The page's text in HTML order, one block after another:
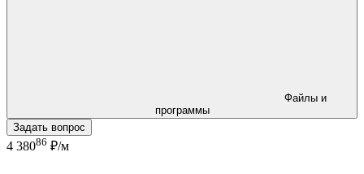
программы
Задать вопрос
4 38086 ₽/м